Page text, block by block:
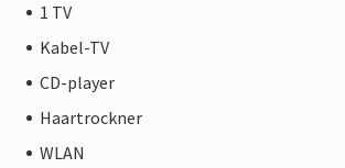
1 TV
Kabel-TV
CD-player
Haartrockner
WLAN